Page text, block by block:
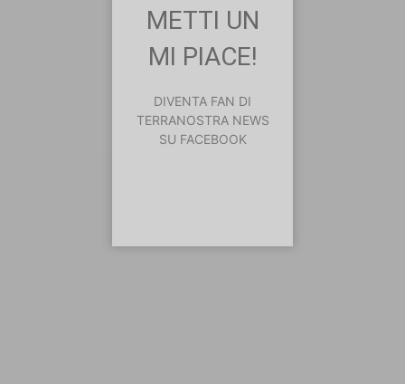
METTI UN
MI PIACE!
DIVENTA FAN DI
TERRANOSTRA NEWS
SU FACEBOOK